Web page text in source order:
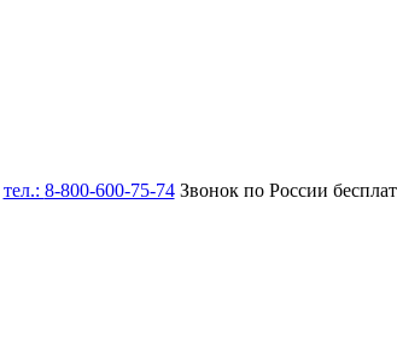
тел.: 8-800-600-75-74Звонок по России